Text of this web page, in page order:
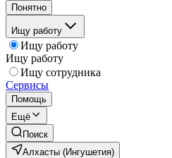
Понятно
Ищу работу
Ищу работу
Ищу работу
Ищу сотрудника
Сервисы
Помощь
Ещё
Поиск
Алхасты (Ингушетия)